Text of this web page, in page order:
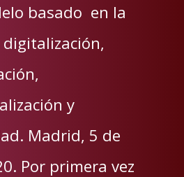
basado en la
y
Madrid, 5 de
Por primera vez